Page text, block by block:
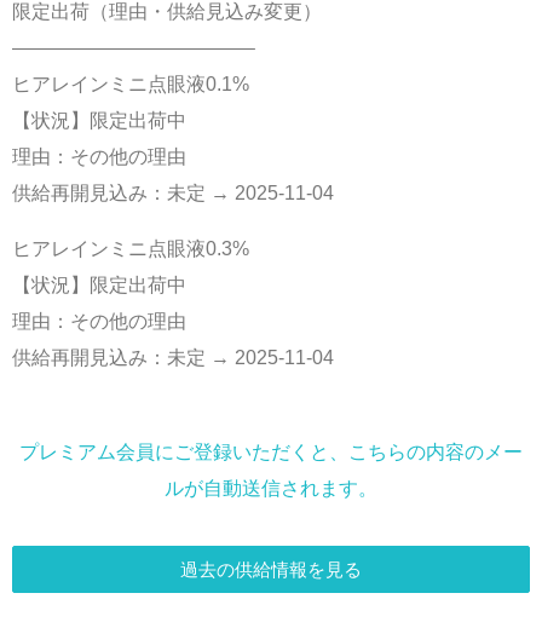
限定出荷（理由・供給見込み変更）
————————————–
ヒアレインミニ点眼液0.1%
【状況】限定出荷中
理由：その他の理由
供給再開見込み：未定 → 2025-11-04
ヒアレインミニ点眼液0.3%
【状況】限定出荷中
理由：その他の理由
供給再開見込み：未定 → 2025-11-04
プレミアム会員にご登録いただくと、こちらの内容のメー
ルが自動送信されます。
過去の供給情報を見る